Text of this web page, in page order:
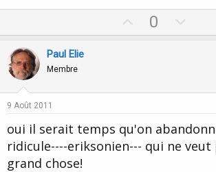
expériences, apprentissages- et favorise un
La thérapie éricksonienne parle le langage du
métaphore.Le thérapeute est facilitateur de
L'approche éricksonienne s'avère
alcoologie-addictologie.
L'alcoolodépendant recherche un état de
montre très réceptif à l'hypnose éricksonienne
basculer le problème du côté des ressources.
p
0
o
t
e
Paul Elie
Membre
9 Août 2011
oui il serait temps qu'on
ridicule----eriksonien--- qui ne veut
grand chose!